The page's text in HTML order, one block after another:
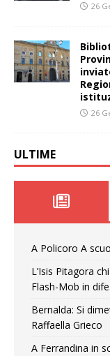
26
26
ULTIME
A Policoro A
L’Isis Pitagora
Flash-Mob in
Bernalda: Si
Raffaella Grieco
A Ferrandina in